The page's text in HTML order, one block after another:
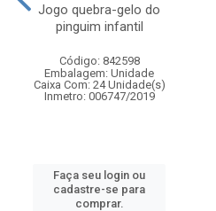
Jogo quebra-gelo do
pinguim infantil
Código: 842598
Embalagem: Unidade
Caixa Com: 24 Unidade(s)
Inmetro: 006747/2019
Faça seu login ou
cadastre-se para
comprar.